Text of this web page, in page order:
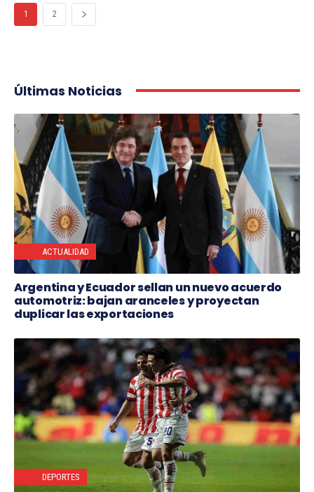
1 2
Últimas Noticias
ACTUALIDAD
Argentina y Ecuador sellan un nuevo acuerdo
automotriz: bajan aranceles y proyectan
duplicar las exportaciones
DEPORTES